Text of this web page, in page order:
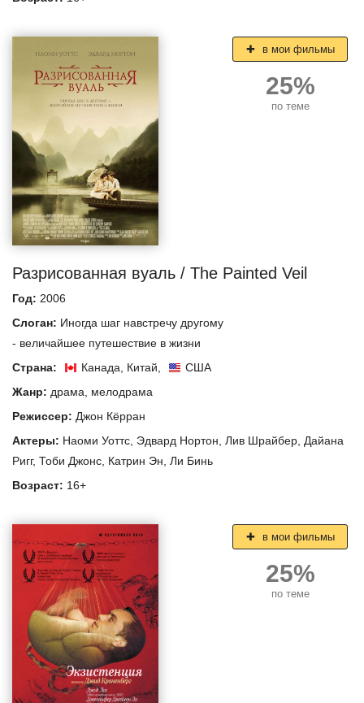
Разрисованная вуаль / The Painted Veil
Год: 2006
Слоган: Иногда шаг навстречу другому
- величайшее путешествие в жизни
Страна:
Канада, Китай,
США
Жанр: драма, мелодрама
Режиссер: Джон Кёрран
Актеры: Наоми Уоттс, Эдвард Нортон, Лив Шрайбер, Дайана
Ригг, Тоби Джонс, Катрин Эн, Ли Бинь
Возраст: 16+
в мои фильмы
25%
по теме
в мои фильмы
25%
по теме